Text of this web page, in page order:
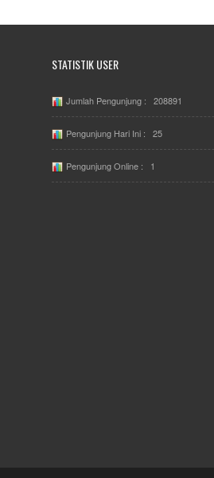
STATISTIK USER
Jumlah Pengunjung : 208891
Pengunjung Hari Ini : 25
Pengunjung Online : 1